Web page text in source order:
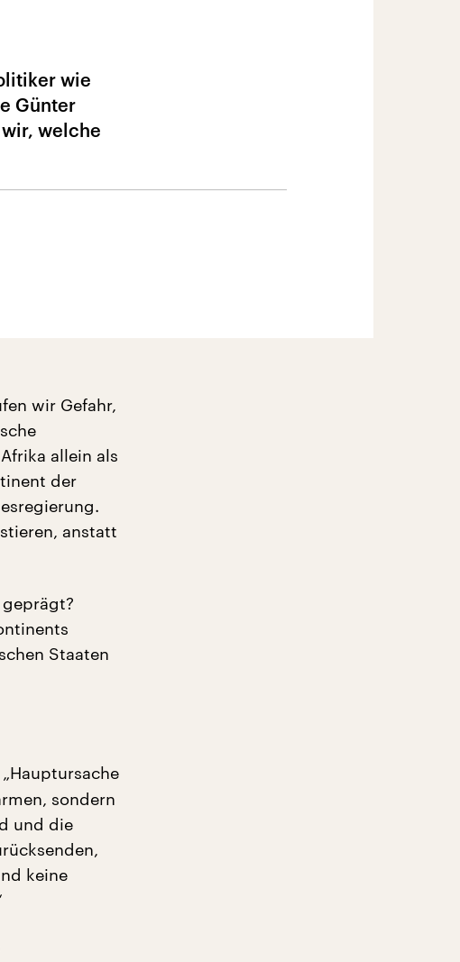
wie
Günter
welche
wir Gefahr,
allein als
der
anstatt
Staaten
„Hauptursache
sondern
und die
keine